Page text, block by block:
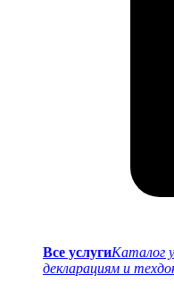
Все услугиКаталог
декларациям и